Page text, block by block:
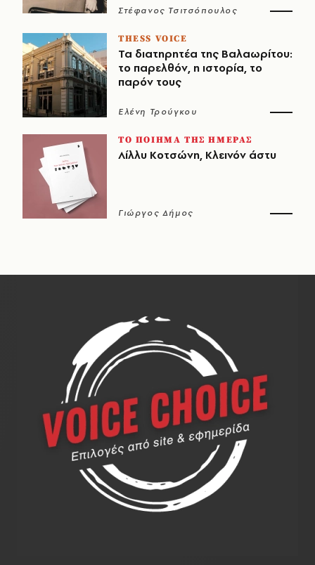
Στέφανος Τσιτσόπουλος
THESS VOICE
Τα διατηρητέα της Βαλαωρίτου:
το παρελθόν, η ιστορία, το
παρόν τους
Ελένη Τρούγκου
ΤΟ ΠΟΙΗΜΑ ΤΗΣ ΗΜΕΡΑΣ
Λίλλυ Κοτσώνη, Κλεινόν άστυ
Γιώργος Δήμος